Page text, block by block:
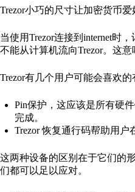
Trezor小巧的尺寸让加密货币
当使用Trezor连接到internet时
不能从计算机流向Trezor。这
Trezor有几个用户可能会喜欢
Pin保护，这应该是所有硬
完成。
Trezor 恢复通行码帮助用
这两种设备的区别在于它们的
们都可以足以应对。